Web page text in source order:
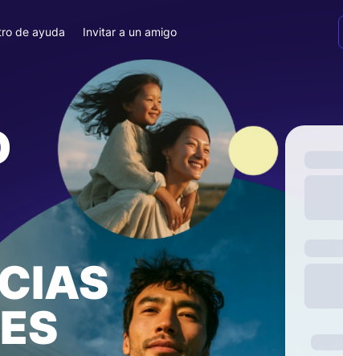
de ayuda Invitar a un amigo